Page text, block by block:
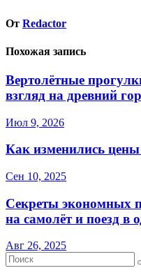
От Redactor
Похожая запись
Вертолётные
взгляд на древний
Июл 9, 2026
Как изменились
Сен 10, 2025
Секреты экономных
на самолёт и поезд в
Авг 26, 2025